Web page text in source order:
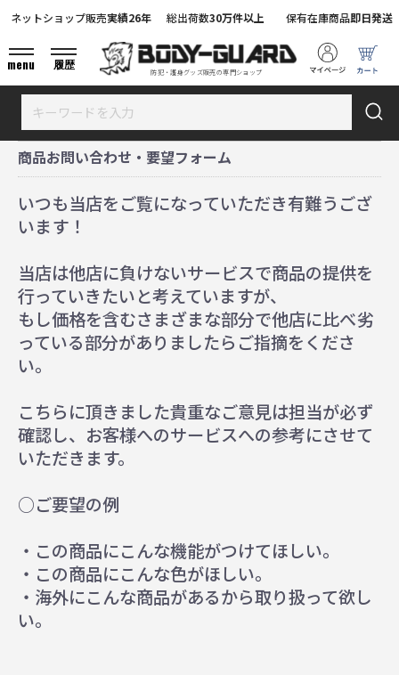
防犯・護身グッズ販売の専門ショップ
ネットショップ販売実績26年 総出荷数30万件以上 保有在庫商品即日発送
menu 履歴
商品お問い合わせ・要望フォーム
いつも当店をご覧になっていただき有難うござ
います！
当店は他店に負けないサービスで商品の提供を
行っていきたいと考えていますが、
もし価格を含むさまざまな部分で他店に比べ劣
っている部分がありましたらご指摘をくださ
い。
こちらに頂きました貴重なご意見は担当が必ず
確認し、お客様へのサービスへの参考にさせて
いただきます。
○ご要望の例
・この商品にこんな機能がつけてほしい。
・この商品にこんな色がほしい。
・海外にこんな商品があるから取り扱って欲し
い。